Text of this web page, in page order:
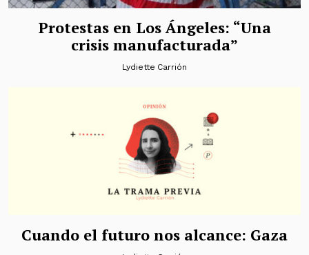
Protestas en Los Ángeles: “Una
crisis manufacturada”
Lydiette Carrión
Cuando el futuro nos alcance: Gaza